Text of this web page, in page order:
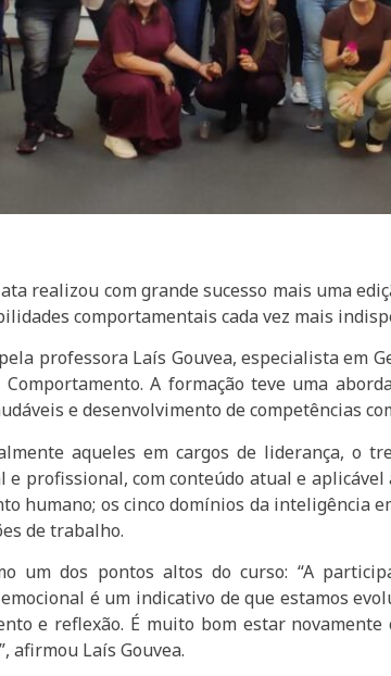
realizou com grande sucesso mais uma
comportamentais cada vez mais
professora Laís Gouvea, especialista em
A formação teve uma
e desenvolvimento de competências
aqueles em cargos de liderança, o
profissional, com conteúdo atual e
humano; os cinco domínios da inteligência
de trabalho.
um dos pontos altos do curso: “A
é um indicativo de que estamos
e reflexão. É muito bom estar
afirmou Laís Gouvea.